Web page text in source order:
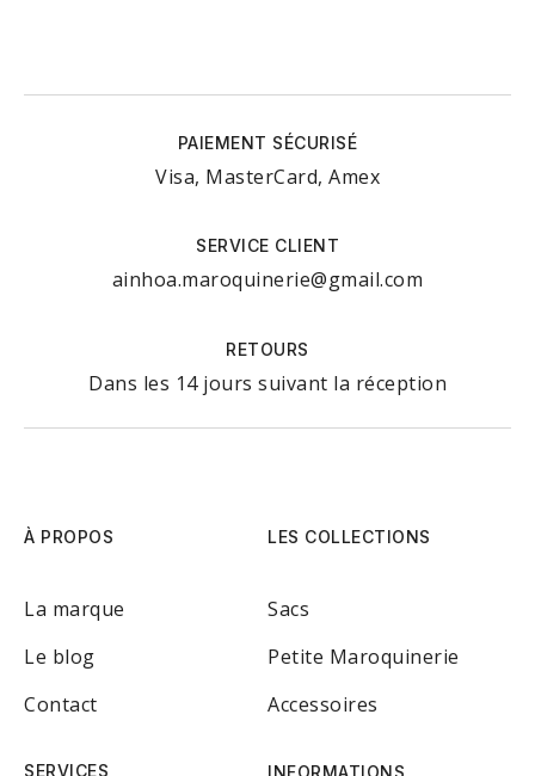
PAIEMENT SÉCURISÉ
Visa, MasterCard, Amex
SERVICE CLIENT
ainhoa.maroquinerie@gmail.com
RETOURS
Dans les 14 jours suivant la réception
À PROPOS
La marque
Le blog
Contact
LES COLLECTIONS
Sacs
Petite Maroquinerie
Accessoires
SERVICES INFORMATIONS